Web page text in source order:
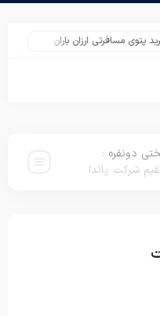
ارزان باران خرید روتختی
دونفره :
شرکت پاندا